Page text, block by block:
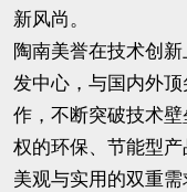
新风尚。
陶南美誉在技术创
发中心，与国内外
作，不断突破技术
权的环保、节能型
美观与实用的双重